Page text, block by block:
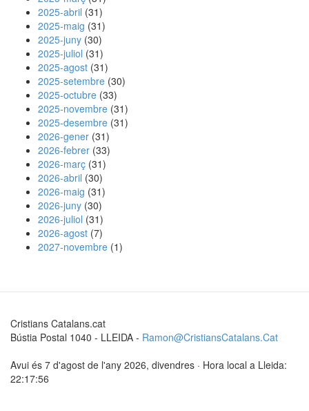
2025-abril (31)
2025-maig (31)
2025-juny (30)
2025-juliol (31)
2025-agost (31)
2025-setembre (30)
2025-octubre (33)
2025-novembre (31)
2025-desembre (31)
2026-gener (31)
2026-febrer (33)
2026-març (31)
2026-abril (30)
2026-maig (31)
2026-juny (30)
2026-juliol (31)
2026-agost (7)
2027-novembre (1)
Cristians Catalans.cat
Bústia Postal 1040 - LLEIDA - Ramon@CristiansCatalans.Cat
Avui és 7 d'agost de l'any 2026, divendres · Hora local a Lleida:
22:17:56